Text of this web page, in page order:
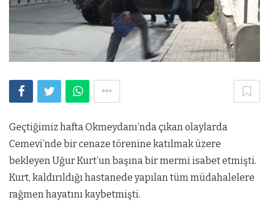
Geçtiğimiz hafta Okmeydanı’nda çıkan olaylarda
Cemevi’nde bir cenaze törenine katılmak üzere
bekleyen Uğur Kurt’un başına bir mermi isabet etmişti.
Kurt, kaldırıldığı hastanede yapılan tüm müdahalelere
rağmen hayatını kaybetmişti.